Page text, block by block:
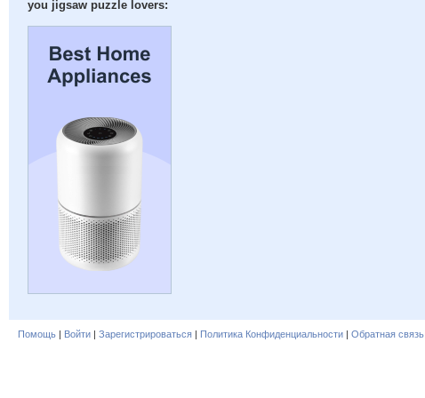
you jigsaw puzzle lovers:
Помощь | Войти | Зарегистрироваться | Политика Конфиденциальности | Обратная связь